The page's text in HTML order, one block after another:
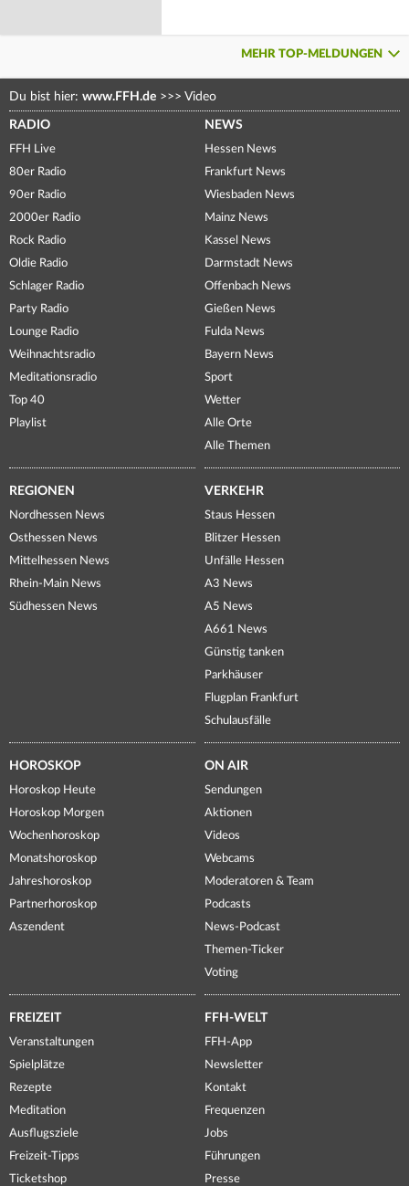
MEHR TOP-MELDUNGEN
Du bist hier: www.FFH.de >>> Video
RADIO
FFH Live
80er Radio
90er Radio
2000er Radio
Rock Radio
Oldie Radio
Schlager Radio
Party Radio
Lounge Radio
Weihnachtsradio
Meditationsradio
Top 40
Playlist
NEWS
Hessen News
Frankfurt News
Wiesbaden News
Mainz News
Kassel News
Darmstadt News
Offenbach News
Gießen News
Fulda News
Bayern News
Sport
Wetter
Alle Orte
Alle Themen
REGIONEN
Nordhessen News
Osthessen News
Mittelhessen News
Rhein-Main News
Südhessen News
VERKEHR
Staus Hessen
Blitzer Hessen
Unfälle Hessen
A3 News
A5 News
A661 News
Günstig tanken
Parkhäuser
Flugplan Frankfurt
Schulausfälle
HOROSKOP
Horoskop Heute
Horoskop Morgen
Wochenhoroskop
Monatshoroskop
Jahreshoroskop
Partnerhoroskop
Aszendent
ON AIR
Sendungen
Aktionen
Videos
Webcams
Moderatoren & Team
Podcasts
News-Podcast
Themen-Ticker
Voting
FREIZEIT
Veranstaltungen
Spielplätze
Rezepte
Meditation
Ausflugsziele
Freizeit-Tipps
Ticketshop
FFH-WELT
FFH-App
Newsletter
Kontakt
Frequenzen
Jobs
Führungen
Presse